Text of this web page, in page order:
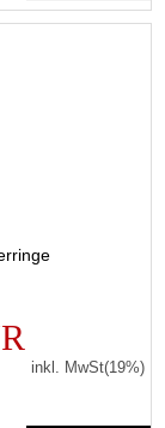
inkl. MwSt(19%)